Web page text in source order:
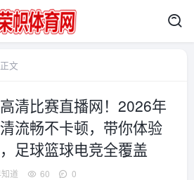
文
清比赛直播网！2026年
流畅不卡顿，带你体验
足球篮球电竞全覆盖
道 60 0